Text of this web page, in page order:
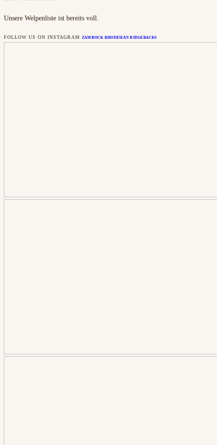
Unsere Welpenliste ist bereits voll.
FOLLOW US ON INSTAGRAM ZAMROCK RHODESIAN RIDGEBACKS